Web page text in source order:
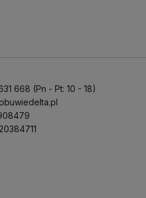
668 (Pn - Pt: 10 - 18)